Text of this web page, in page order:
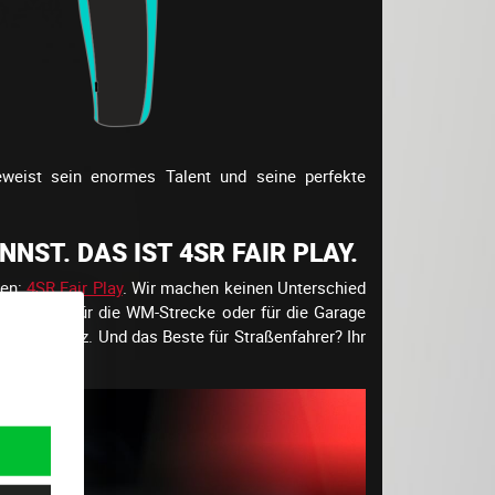
sein enormes Talent und seine perfekte
DAS IST 4SR FAIR PLAY.
4SR Fair Play. Wir machen keinen Unterschied
– ob für die WM-Strecke oder für die Garage
Schutz. Und das Beste für Straßenfahrer? Ihr